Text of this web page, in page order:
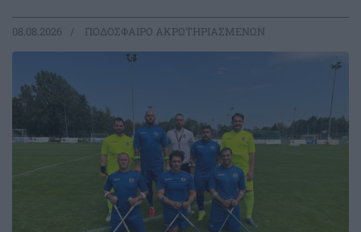
08.08.2026 ΠΟΔΟΣΦΑΙΡΟ ΑΚΡΩΤΗΡΙΑΣΜΕΝΩΝ